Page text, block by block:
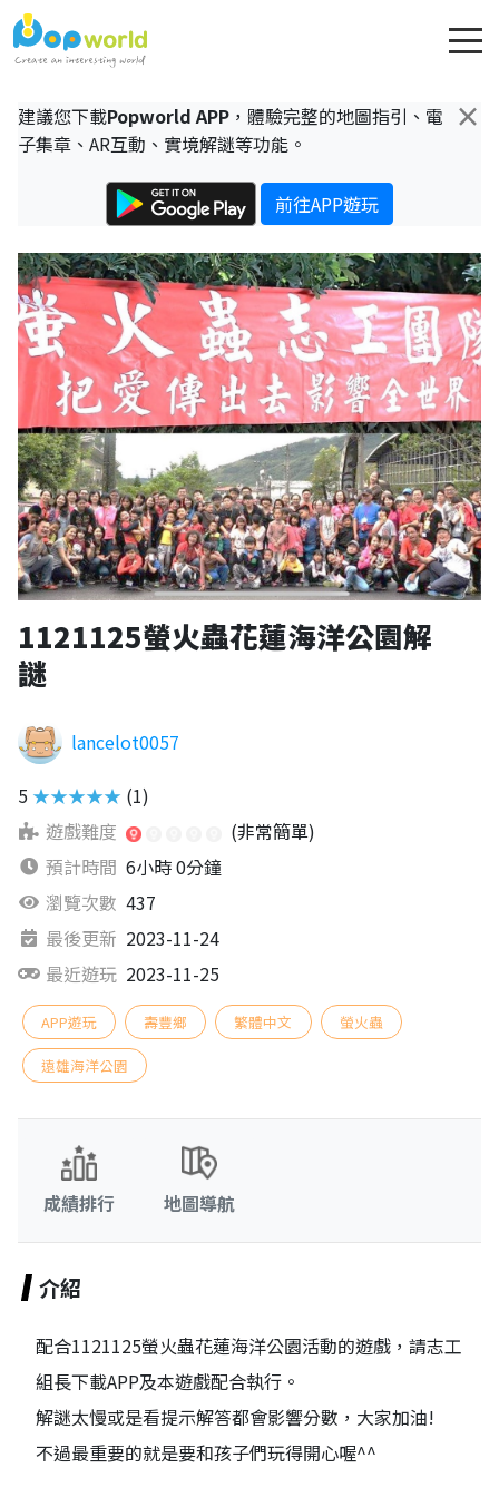
×
建議您下載Popworld APP ，體驗完整的地圖指引、電
子集章、AR互動、實境解謎等功能。
前往APP遊玩
1121125螢火蟲花蓮海洋公園解
謎
lancelot0057
5 ★★★★★ (1)
遊戲難度
(非常簡單)
預計時間 6小時 0分鐘
瀏覽次數 437
最後更新 2023-11-24
最近遊玩 2023-11-25
APP遊玩 壽豐鄉 繁體中文 螢火蟲
遠雄海洋公園
成績排行 地圖導航
介紹
配合1121125螢火蟲花蓮海洋公園活動的遊戲，請志工
組長下載APP及本遊戲配合執行。
解謎太慢或是看提示解答都會影響分數，大家加油!
不過最重要的就是要和孩子們玩得開心喔^^